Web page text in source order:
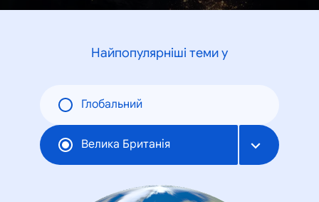
Найпопулярніші теми у
Глобальний
Велика Британія